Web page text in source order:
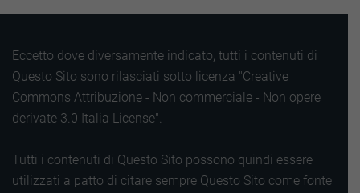
Eccetto dove diversamente indicato, tutti i contenuti di
Questo Sito sono rilasciati sotto licenza "Creative
Commons Attribuzione - Non commerciale - Non opere
derivate 3.0 Italia License".
Tutti i contenuti di Questo Sito possono quindi essere
utilizzati a patto di citare sempre Questo Sito come fonte